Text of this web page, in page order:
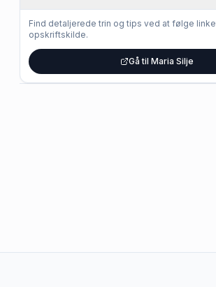
Find detaljerede trin og tips ved at følge
opskriftskilde.
Gå til Maria Silje